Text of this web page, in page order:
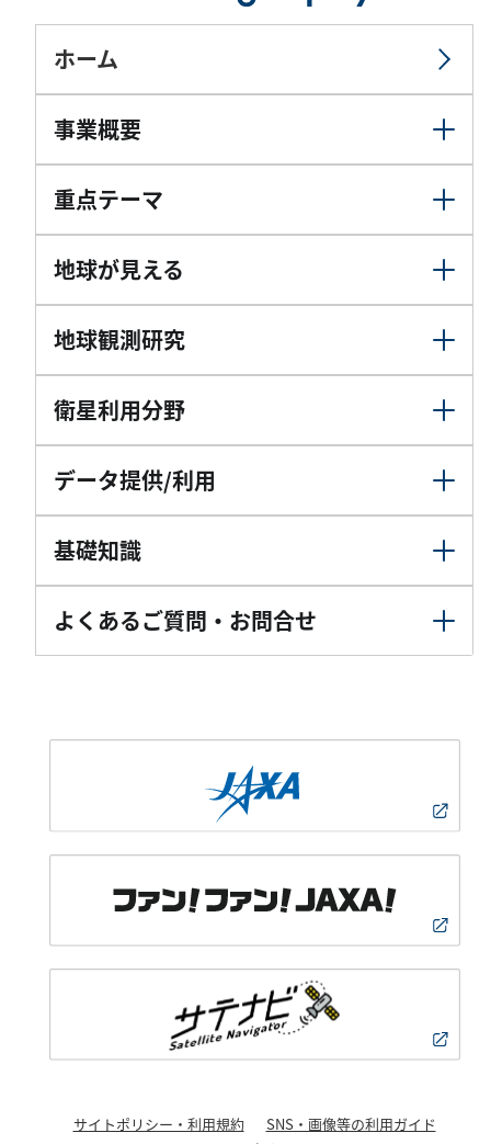
ホーム
事業概要
重点テーマ
地球が見える
地球観測研究
衛星利用分野
データ提供/利用
基礎知識
よくあるご質問・お問合せ
サイトポリシー・利用規約
SNS・画像等の利用ガイド